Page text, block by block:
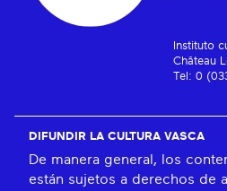
Instituto
Château
Tel: 0
DIFUNDIR LA CULTURA VASCA
De manera general, los
están sujetos a derechos de